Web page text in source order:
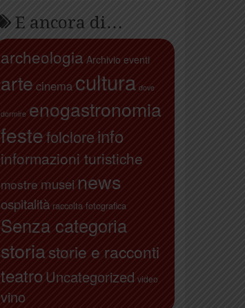
E ancora di…
archeologia Archivio eventi
arte cinema cultura dove
dormire enogastronomia
festefolcloreinfo
informazioni turistiche
mostre musei news
ospitalità raccolta fotografica
Senza categoria
storiastorie e racconti
teatro Uncategorized video
vino